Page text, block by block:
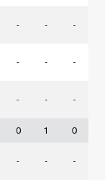
- - -
- - -
- - -
0 1 0
- - -